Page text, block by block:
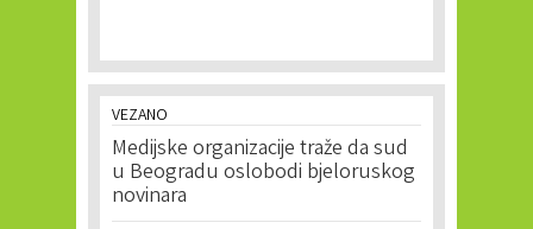
VEZANO
Medijske organizacije traže da sud
u Beogradu oslobodi bjeloruskog
novinara